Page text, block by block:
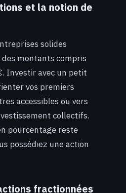
et la notion de
solides
des montants compris
Investir avec un petit
vos premiers
accessibles ou vers
collectifs.
pourcentage reste
possédiez une action
fractionnées